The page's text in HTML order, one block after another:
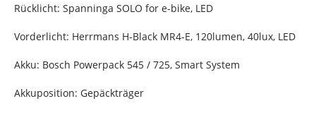
Rücklicht: Spanninga SOLO for e-bike, LED
Vorderlicht: Herrmans H-Black MR4-E, 120lumen, 40lux, LED
Akku: Bosch Powerpack 545 / 725, Smart System
Akkuposition: Gepäckträger